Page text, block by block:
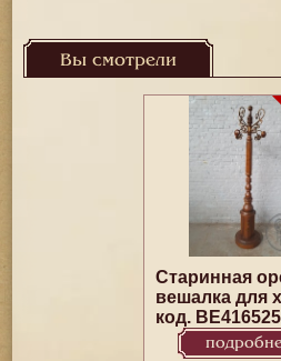
Вы смотрели
Старинная
вешалка для
код.